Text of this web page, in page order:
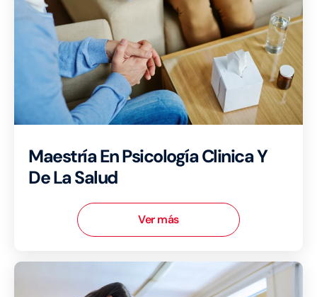
Maestría En Psicología Clinica Y
De La Salud
Ver más